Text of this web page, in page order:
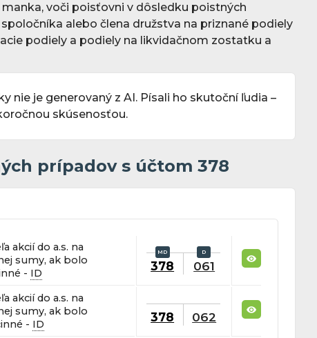
voči poisťovni v dôsledku poistných
alebo člena družstva na priznané podiely
podiely a podiely na likvidačnom zostatku a
nie je generovaný z AI. Písali ho skutoční ľudia –
skúsenosťou.
prípadov s účtom 378
akcií do a.s. na
sumy, ak bolo
- ID
378 061
akcií do a.s. na
sumy, ak bolo
- ID
378 062